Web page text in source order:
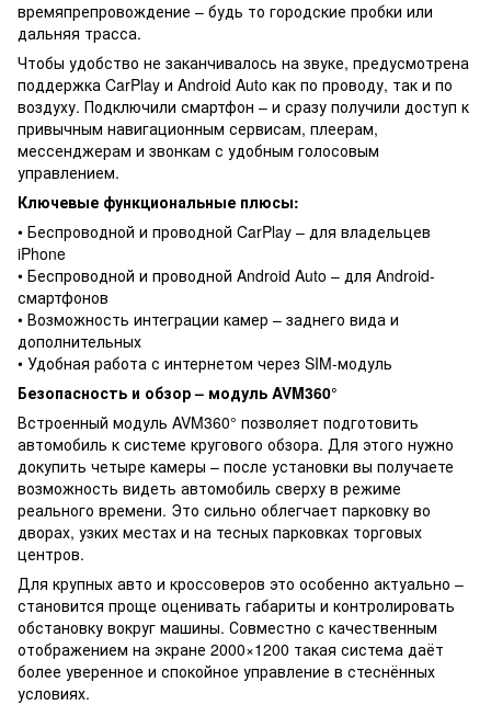
времяпрепровождение – будь то городские пробки или
дальняя трасса.
Чтобы удобство не заканчивалось на звуке, предусмотрена
поддержка CarPlay и Android Auto как по проводу, так и по
воздуху. Подключили смартфон – и сразу получили доступ к
привычным навигационным сервисам, плеерам,
мессенджерам и звонкам с удобным голосовым
управлением.
Ключевые функциональные плюсы:
• Беспроводной и проводной CarPlay – для владельцев
iPhone
• Беспроводной и проводной Android Auto – для Android-
смартфонов
• Возможность интеграции камер – заднего вида и
дополнительных
• Удобная работа с интернетом через SIM-модуль
Безопасность и обзор – модуль AVM360°
Встроенный модуль AVM360° позволяет подготовить
автомобиль к системе кругового обзора. Для этого нужно
докупить четыре камеры – после установки вы получаете
возможность видеть автомобиль сверху в режиме
реального времени. Это сильно облегчает парковку во
дворах, узких местах и на тесных парковках торговых
центров.
Для крупных авто и кроссоверов это особенно актуально –
становится проще оценивать габариты и контролировать
обстановку вокруг машины. Совместно с качественным
отображением на экране 2000×1200 такая система даёт
более уверенное и спокойное управление в стеснённых
условиях.